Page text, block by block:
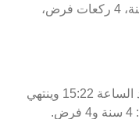
تشمل صلاة الظهر 12 ركعة: 4 ركعات سنة، 4 ركعات فرض،
يبدأ وقت صلاة العصر اليوم أنلونج بير عند الساعة 15:22 وينتهي